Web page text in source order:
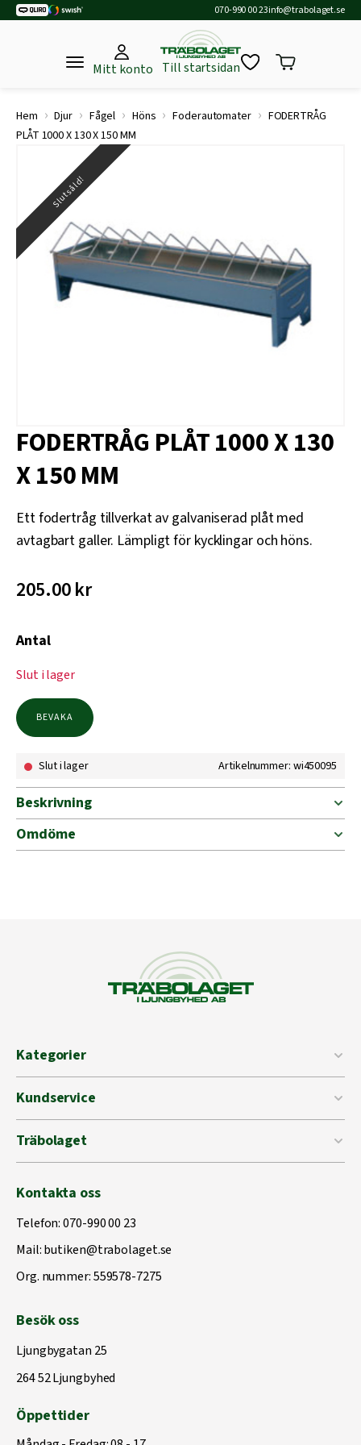
070-990 00 23info@trabolaget.se
Mitt konto Till startsidan
Hem › Djur › Fågel › Höns › Foderautomater › FODERTRÅG
PLÅT 1000 X 130 X 150 MM
Slutsåld!
FODERTRÅG PLÅT 1000 X 130
X 150 MM
Ett fodertråg tillverkat av galvaniserad plåt med
avtagbart galler. Lämpligt för kycklingar och höns.
205.00kr
Antal
Slut i lager
BEVAKA
Slut i lager Artikelnummer: wi450095
Beskrivning
Omdöme
Kategorier
Kundservice
Träbolaget
Kontakta oss
Telefon:070-990 00 23
Mail:butiken@trabolaget.se
Org. nummer: 559578-7275
Besök oss
Ljungbygatan 25
264 52 Ljungbyhed
Öppettider